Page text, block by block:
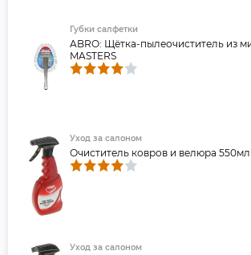
Губки салфетки
ABRO: Щётка-пылеочиститель из
MASTERS
Уход за салоном
Очиститель ковров и велюра
Уход за салоном